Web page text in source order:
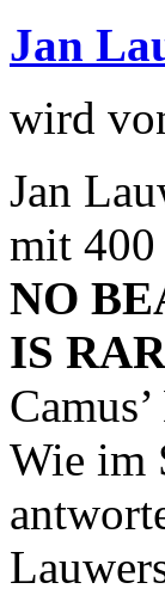
Jan
wird
Jan
mit 400
NO
IS
Wie im